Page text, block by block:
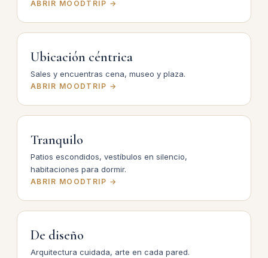
ABRIR MOODTRIP →
Ubicación céntrica
Sales y encuentras cena, museo y plaza.
ABRIR MOODTRIP →
Tranquilo
Patios escondidos, vestíbulos en silencio,
habitaciones para dormir.
ABRIR MOODTRIP →
De diseño
Arquitectura cuidada, arte en cada pared.